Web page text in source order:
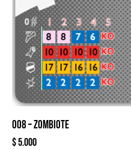
008 – ZOMBIOTE
$5.000